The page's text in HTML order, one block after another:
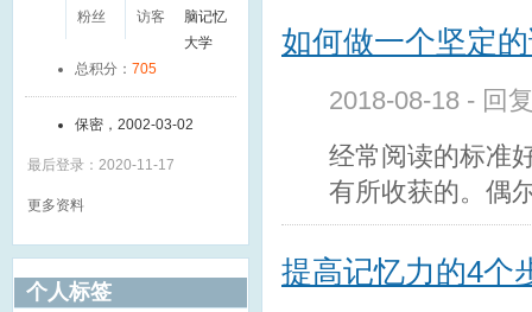
粉丝
访客
脑记忆
大学
总积分： 705
保密，2002-03-02
最后登录：2020-11-17
更多资料
个人标签
如何做一个坚定
2018-08-18 - 回
经常阅读的标准
有所收获的。偶
提高记忆力的4个